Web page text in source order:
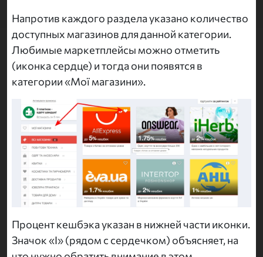
Напротив каждого раздела указано количество
доступных магазинов для данной категории.
Любимые маркетплейсы можно отметить
(иконка сердце) и тогда они появятся в
категории «Мої магазини».
Процент кешбэка указан в нижней части иконки.
Значок «I» (рядом с сердечком) объясняет, на